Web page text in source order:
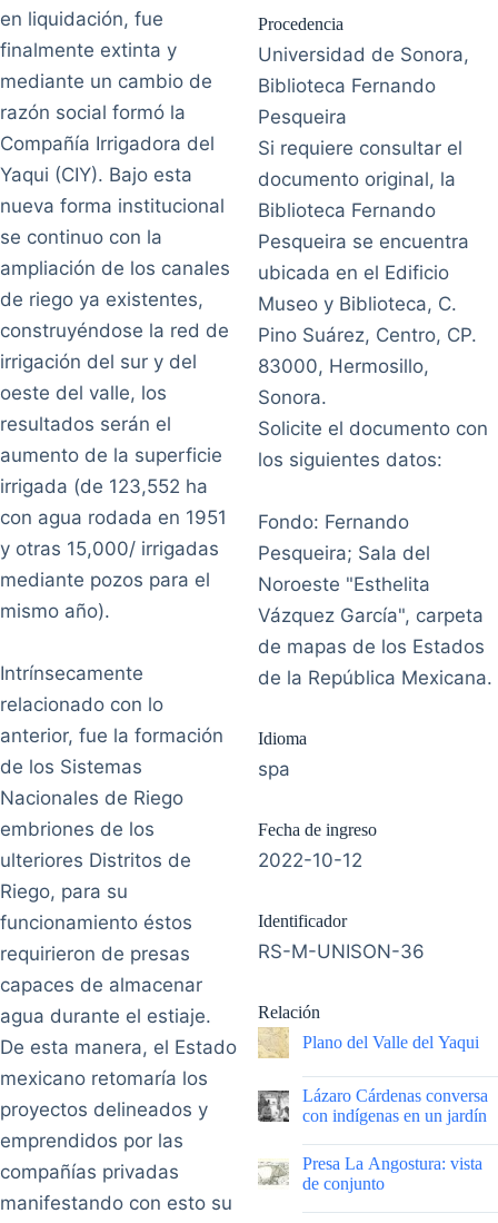
en liquidación, fue
finalmente extinta y
mediante un cambio de
razón social formó la
Compañía Irrigadora del
Yaqui (CIY). Bajo esta
nueva forma institucional
se continuo con la
ampliación de los canales
de riego ya existentes,
construyéndose la red de
irrigación del sur y del
oeste del valle, los
resultados serán el
aumento de la superficie
irrigada (de 123,552 ha
con agua rodada en 1951
y otras 15,000/ irrigadas
mediante pozos para el
mismo año).
Intrínsecamente
relacionado con lo
anterior, fue la formación
de los Sistemas
Nacionales de Riego
embriones de los
ulteriores Distritos de
Riego, para su
funcionamiento éstos
requirieron de presas
capaces de almacenar
agua durante el estiaje.
De esta manera, el Estado
mexicano retomaría los
proyectos delineados y
emprendidos por las
compañías privadas
manifestando con esto su
Procedencia
Universidad de Sonora,
Biblioteca Fernando
Pesqueira
Si requiere consultar el
documento original, la
Biblioteca Fernando
Pesqueira se encuentra
ubicada en el Edificio
Museo y Biblioteca, C.
Pino Suárez, Centro, CP.
83000, Hermosillo,
Sonora.
Solicite el documento con
los siguientes datos:
Fondo: Fernando
Pesqueira; Sala del
Noroeste "Esthelita
Vázquez García", carpeta
de mapas de los Estados
de la República Mexicana.
Idioma
spa
Fecha de ingreso
2022-10-12
Identificador
RS-M-UNISON-36
Relación
Plano del Valle del Yaqui
|
Lázaro Cárdenas conversa
con indígenas en un jardín
|
Presa La Angostura: vista
de conjunto